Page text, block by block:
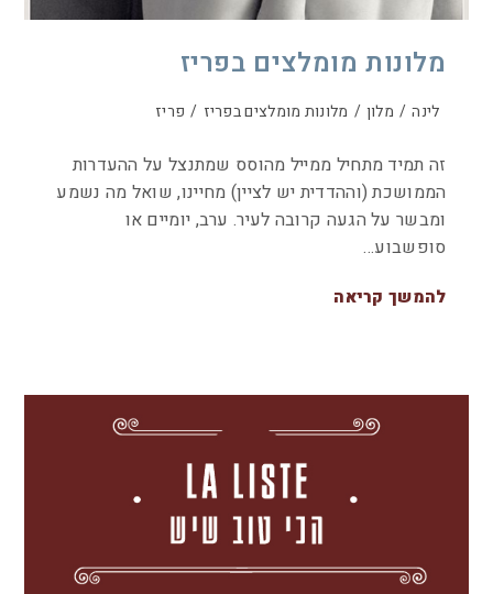
מלונות מומלצים בפריז
לינה / מלון / מלונות מומלצים בפריז / פריז
זה תמיד מתחיל ממייל מהוסס שמתנצל על ההעדרות
הממושכת (וההדדית יש לציין) מחיינו, שואל מה נשמע
ומבשר על הגעה קרובה לעיר. ערב, יומיים או
סופשבוע…
להמשך קריאה